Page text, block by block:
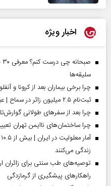
اخبار ویژه
سلیقه‌ها
چرا برخی بیماران بعد از کرونا و
ثبت‌نام ۲.۵ میلیون زائر در سماح | عبور ۱.۷ میلیون نفر از مرز‌های اربعین
چرا بعد از سفرهای طولانی
چرا ساختمان‌های ناایمن تهران
زندگی می‌کنند
توصیه‌های طب سنتی برای زائران
راهکارهای پیشگیری از گرمازدگی